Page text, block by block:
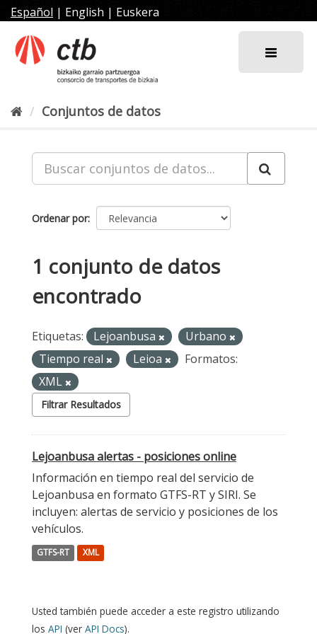
al
contenido
Español | English | Euskera
Conjuntos de datos
Ordenar por
1 conjunto de datos
encontrado
Etiquetas: Lejoanbusa
Urbano
Tiempo real
Leioa
Formatos:
XML
Filtrar Resultados
Lejoanbusa alertas - posiciones online
Información en tiempo real del servicio de
Lejoanbusa en formato GTFS-RT y SIRI. Se
incluyen: alertas de servicio y posiciones de los
vehículos.
GTFS-RT XML
Usted también puede acceder a este registro utilizando
los API (ver API Docs).